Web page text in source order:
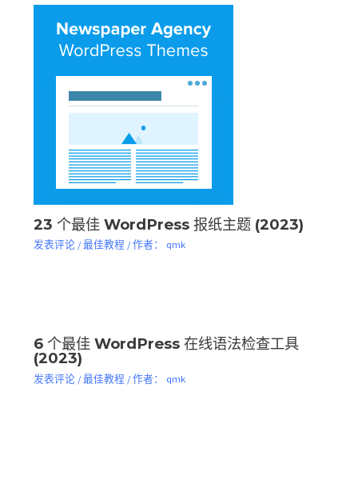
23 个最佳 WordPress 报纸主题 (2023)
发表评论 /最佳教程 / 作者： qmk
6 个最佳 WordPress 在线语法检查工具
(2023)
发表评论 /最佳教程 / 作者： qmk